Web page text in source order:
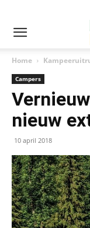
Home
Campers
nieuw
10 april 2018